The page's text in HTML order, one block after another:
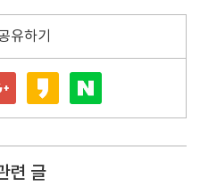
유하기
련 글